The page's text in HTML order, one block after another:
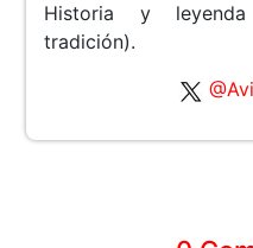
Historia y
tradición).